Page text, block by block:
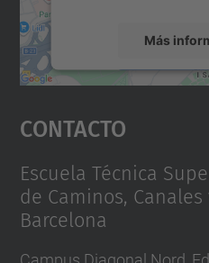
Más
powered by
Contacto
Escuela Técnica
de Caminos,
Barcelona